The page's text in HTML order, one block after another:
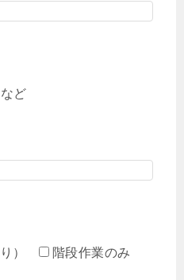
ど
）
階段作業のみ